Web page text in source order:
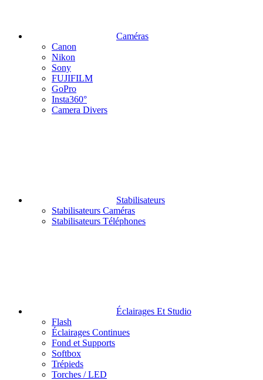
Caméras
Canon
Nikon
Sony
FUJIFILM
GoPro
Insta360°
Camera Divers
Stabilisateurs
Stabilisateurs Caméras
Stabilisateurs Téléphones
Éclairages Et Studio
Flash
Éclairages Continues
Fond et Supports
Softbox
Trépieds
Torches / LED